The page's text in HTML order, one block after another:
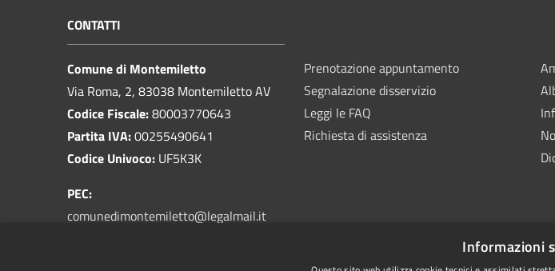
CONTATTI
Comune di Montemiletto
Via Roma, 2, 83038 Montemiletto AV
Codice Fiscale:80003770643
Partita IVA:00255490641
Codice Univoco: UF5K3K
PEC:
comunedimontemiletto@legalmail.it
Prenotazione appuntamento
Segnalazione disservizio
Leggi le FAQ
Richiesta di assistenza
Informazioni